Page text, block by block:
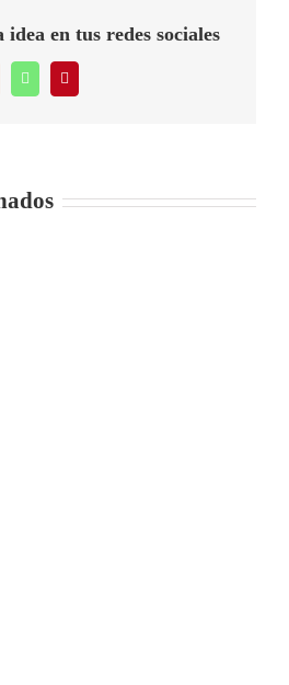
en tus redes sociales
WhatsApp